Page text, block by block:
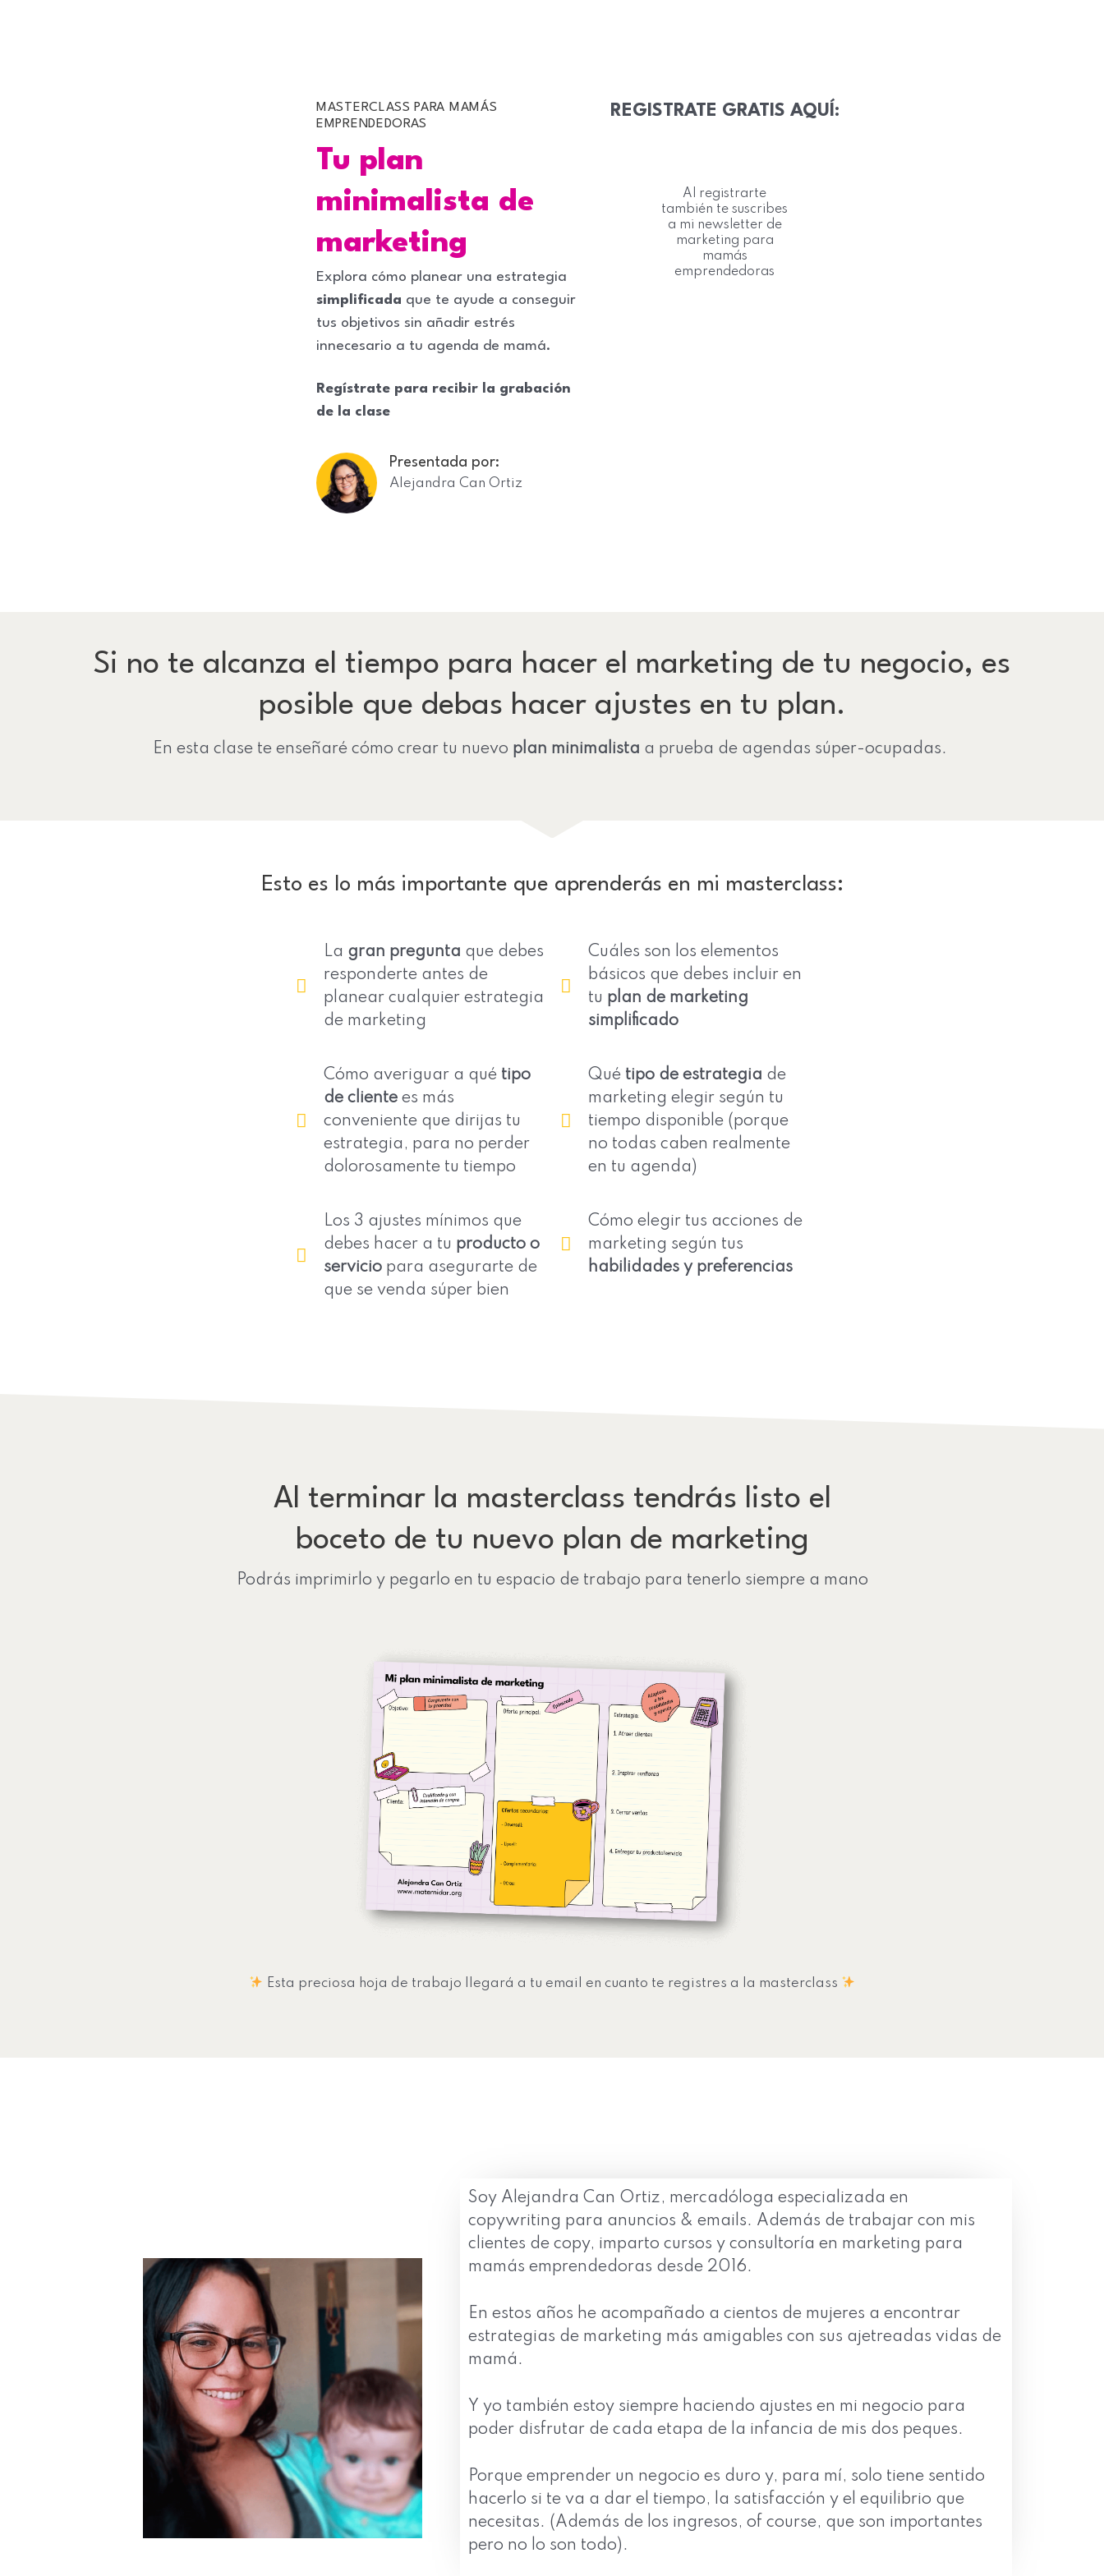
MASTERCLASS PARA MAMÁS
EMPRENDEDORAS
Tu plan
minimalista de
marketing
Explora cómo planear una estrategia
simplificada que te ayude a conseguir
tus objetivos sin añadir estrés
innecesario a tu agenda de mamá.
Regístrate para recibir la grabación
de la clase
Presentada por:
Alejandra Can Ortiz
REGISTRATE GRATIS AQUÍ:
Al registrarte
también te suscribes
a mi newsletter de
marketing para
mamás
emprendedoras
Si no te alcanza el tiempo para hacer el marketing de tu negocio, es
posible que debas hacer ajustes en tu plan.
En esta clase te enseñaré cómo crear tu nuevo plan minimalista a prueba de agendas súper-ocupadas.
Esto es lo más importante que aprenderás en mi masterclass:
La gran pregunta que debes
responderte antes de
planear cualquier estrategia
de marketing
Cómo averiguar a qué tipo
de clientees más
conveniente que dirijas tu
estrategia, para no perder
dolorosamente tu tiempo
Los 3 ajustes mínimos que
debes hacer a tu producto o
serviciopara asegurarte de
que se venda súper bien
Cuáles son los elementos
básicos que debes incluir en
tu plan de marketing
simplificado
Qué tipo de estrategia de
marketing elegir según tu
tiempo disponible (porque
no todas caben realmente
en tu agenda)
Cómo elegir tus acciones de
marketing según tus
habilidades y preferencias
Al terminar la masterclass tendrás listo el
boceto de tu nuevo plan de marketing
Podrás imprimirlo y pegarlo en tu espacio de trabajo para tenerlo siempre a mano
Esta preciosa hoja de trabajo llegará a tu email en cuanto te registres a la masterclass
Soy Alejandra Can Ortiz, mercadóloga especializada en
copywriting para anuncios & emails. Además de trabajar con mis
clientes de copy, imparto cursos y consultoría en marketing para
mamás emprendedoras desde 2016.
En estos años he acompañado a cientos de mujeres a encontrar
estrategias de marketing más amigables con sus ajetreadas vidas de
mamá.
Y yo también estoy siempre haciendo ajustes en mi negocio para
poder disfrutar de cada etapa de la infancia de mis dos peques.
Porque emprender un negocio es duro y, para mí, solo tiene sentido
hacerlo si te va a dar el tiempo, la satisfacción y el equilibrio que
necesitas. (Además de los ingresos, of course, que son importantes
pero no lo son todo).